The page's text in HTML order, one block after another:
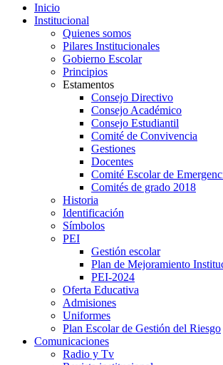
Inicio
Institucional
Quienes somos
Pilares Institucionales
Gobierno Escolar
Principios
Estamentos
Consejo Directivo
Consejo Académico
Consejo Estudiantil
Comité de Convivencia
Gestiones
Docentes
Comité Escolar de
Comités de grado 2018
Historia
Identificación
Símbolos
PEI
Gestión escolar
Plan de Mejoramiento
PEI-2024
Oferta Educativa
Admisiones
Uniformes
Plan Escolar de Gestión del Riesgo
Comunicaciones
Radio y Tv